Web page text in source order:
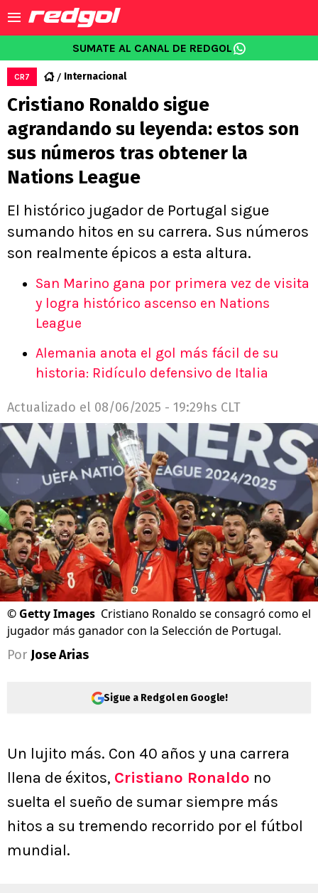
SUMATE AL CANAL DE REDGOL
CR7 Internacional
Cristiano Ronaldo sigue
agrandando su leyenda: estos son
sus números tras obtener la
Nations League
El histórico jugador de Portugal sigue
sumando hitos en su carrera. Sus números
son realmente épicos a esta altura.
San Marino gana por primera vez de visita
y logra histórico ascenso en Nations
League
Alemania anota el gol más fácil de su
historia: Ridículo defensivo de Italia
Actualizado el 08/06/2025 - 19:29hs CLT
© Getty Images Cristiano Ronaldo se consagró como el
jugador más ganador con la Selección de Portugal.
Por Jose Arias
Sigue a Redgol en Google!
Un lujito más. Con 40 años y una carrera
llena de éxitos, Cristiano Ronaldo no
suelta el sueño de sumar siempre más
hitos a su tremendo recorrido por el fútbol
mundial.